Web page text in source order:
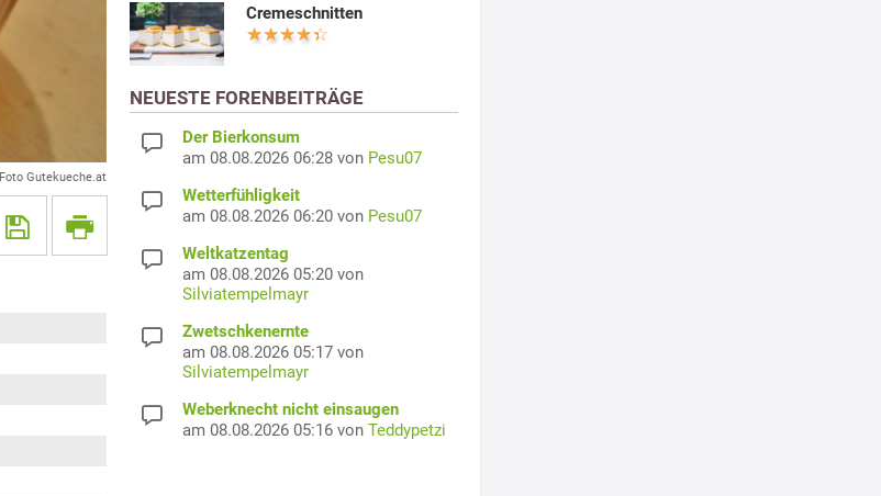
Foto Gutekueche.at
Cremeschnitten
NEUESTE FORENBEITRÄGE
Der Bierkonsum
am 08.08.2026 06:28 von Pesu07
Wetterfühligkeit
am 08.08.2026 06:20 von Pesu07
Weltkatzentag
am 08.08.2026 05:20 von
Silviatempelmayr
Zwetschkenernte
am 08.08.2026 05:17 von
Silviatempelmayr
Weberknecht nicht einsaugen
am 08.08.2026 05:16 von Teddypetzi